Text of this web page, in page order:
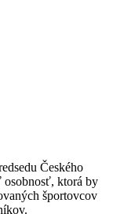
Českého
ktorá by
športovcov